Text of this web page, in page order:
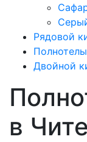
Рядовой
Двойной
в Чите